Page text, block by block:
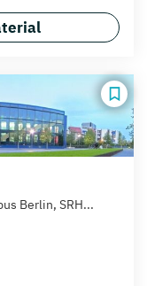
Berlin, SRH...